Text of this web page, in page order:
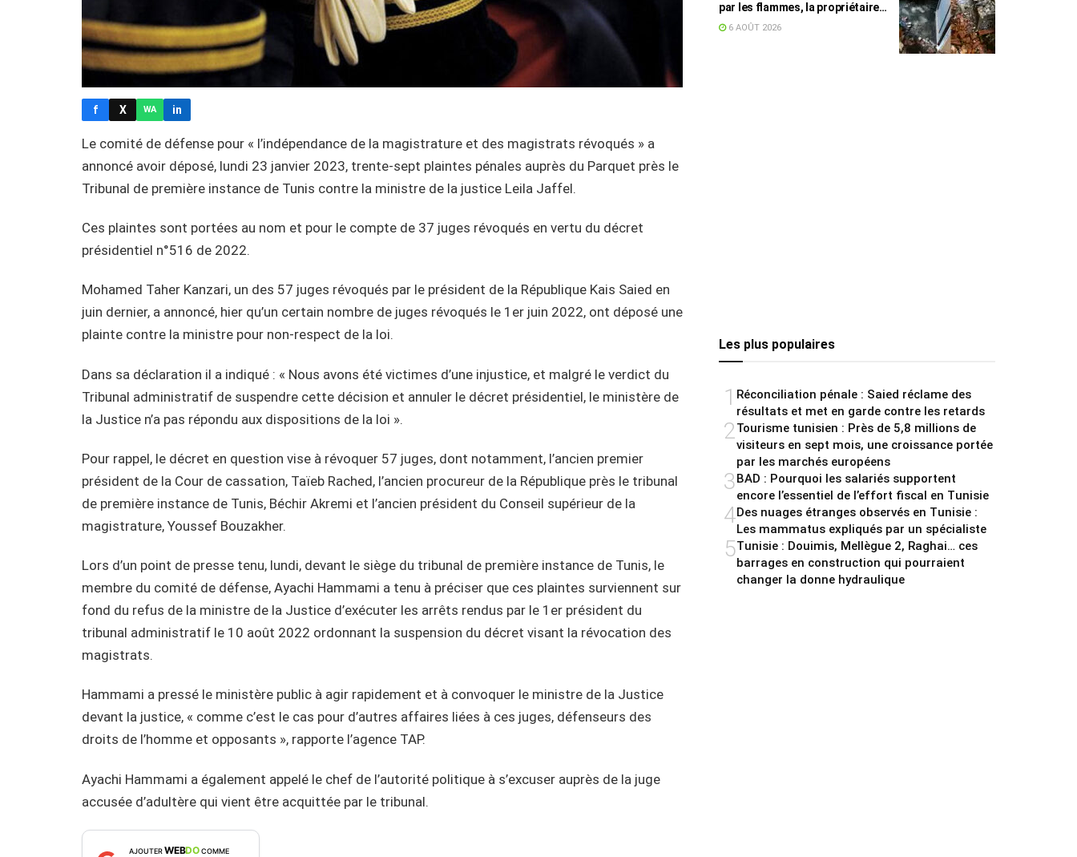
f X WA in
Le comité de défense pour « l’indépendance de la magistrature et des magistrats révoqués » a
annoncé avoir déposé, lundi 23 janvier 2023, trente-sept plaintes pénales auprès du Parquet près le
Tribunal de première instance de Tunis contre la ministre de la justice Leila Jaffel.
Ces plaintes sont portées au nom et pour le compte de 37 juges révoqués en vertu du décret
présidentiel n°516 de 2022.
Mohamed Taher Kanzari, un des 57 juges révoqués par le président de la République Kais Saied en
juin dernier, a annoncé, hier qu’un certain nombre de juges révoqués le 1er juin 2022, ont déposé une
plainte contre la ministre pour non-respect de la loi.
Dans sa déclaration il a indiqué : « Nous avons été victimes d’une injustice, et malgré le verdict du
Tribunal administratif de suspendre cette décision et annuler le décret présidentiel, le ministère de
la Justice n’a pas répondu aux dispositions de la loi ».
Pour rappel, le décret en question vise à révoquer 57 juges, dont notamment, l’ancien premier
président de la Cour de cassation, Taïeb Rached, l’ancien procureur de la République près le tribunal
de première instance de Tunis, Béchir Akremi et l’ancien président du Conseil supérieur de la
magistrature, Youssef Bouzakher.
Lors d’un point de presse tenu, lundi, devant le siège du tribunal de première instance de Tunis, le
membre du comité de défense, Ayachi Hammami a tenu à préciser que ces plaintes surviennent sur
fond du refus de la ministre de la Justice d’exécuter les arrêts rendus par le 1er président du
tribunal administratif le 10 août 2022 ordonnant la suspension du décret visant la révocation des
magistrats.
Hammami a pressé le ministère public à agir rapidement et à convoquer le ministre de la Justice
devant la justice, « comme c’est le cas pour d’autres affaires liées à ces juges, défenseurs des
droits de l’homme et opposants », rapporte l’agence TAP.
Ayachi Hammami a également appelé le chef de l’autorité politique à s’excuser auprès de la juge
accusée d’adultère qui vient être acquittée par le tribunal.
AJOUTERWEBDOCOMME
par les flammes, la propriétaire
accuse la STEG et la SONEDE
6 AOÛT 2026
Les plus populaires
1 Réconciliation pénale : Saied réclame des
résultats et met en garde contre les retards
2Tourisme tunisien : Près de 5,8 millions de
visiteurs en sept mois, une croissance portée
par les marchés européens
3BAD : Pourquoi les salariés supportent
encore l’essentiel de l’effort fiscal en Tunisie
4Des nuages étranges observés en Tunisie :
Les mammatus expliqués par un spécialiste
5Tunisie : Douimis, Mellègue 2, Raghai… ces
barrages en construction qui pourraient
changer la donne hydraulique